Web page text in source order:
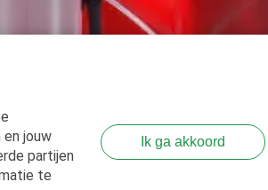
jouw
partijen
te
Ik ga akkoord